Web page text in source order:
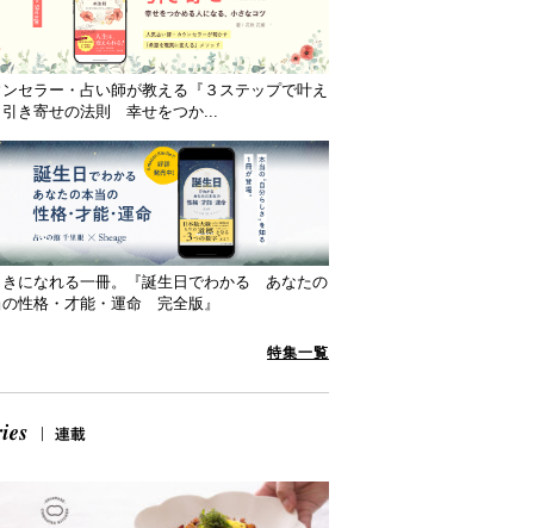
セラー・占い師が教える『３ステップで叶え
き寄せの法則 幸せをつか...
きになれる一冊。『誕生日でわかる あなたの
性格・才能・運命 完全版』
特集一覧